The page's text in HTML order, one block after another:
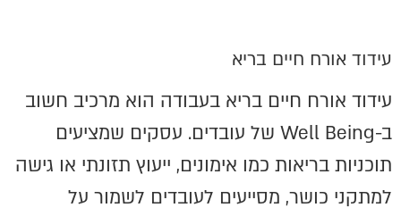
עידוד אורח חיים בריא
עידוד אורח חיים בריא בעבודה הוא מרכיב חשוב
ב-Well Being של עובדים. עסקים שמציעים
תוכניות בריאות כמו אימונים, ייעוץ תזונתי או גישה
למתקני כושר, מסייעים לעובדים לשמור על